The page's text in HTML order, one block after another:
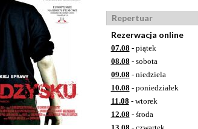
Repertuar
Rezerwacja online
07.08 - piątek
08.08 - sobota
09.08 - niedziela
10.08 - poniedziałek
11.08 - wtorek
12.08 - środa